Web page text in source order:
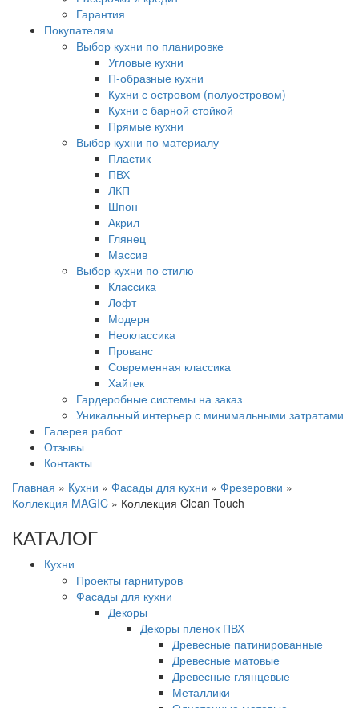
Гарантия
Покупателям
Выбор кухни по планировке
Угловые кухни
П-образные кухни
Кухни с островом (полуостровом)
Кухни с барной стойкой
Прямые кухни
Выбор кухни по материалу
Пластик
ПВХ
ЛКП
Шпон
Акрил
Глянец
Массив
Выбор кухни по стилю
Классика
Лофт
Модерн
Неоклассика
Прованс
Современная классика
Хайтек
Гардеробные системы на заказ
Уникальный интерьер с минимальными затратами
Галерея работ
Отзывы
Контакты
Главная » Кухни » Фасады для кухни » Фрезеровки »
Коллекция MAGIC » Коллекция Clean Touch
КАТАЛОГ
Кухни
Проекты гарнитуров
Фасады для кухни
Декоры
Декоры пленок ПВХ
Древесные патинированные
Древесные матовые
Древесные глянцевые
Металлики